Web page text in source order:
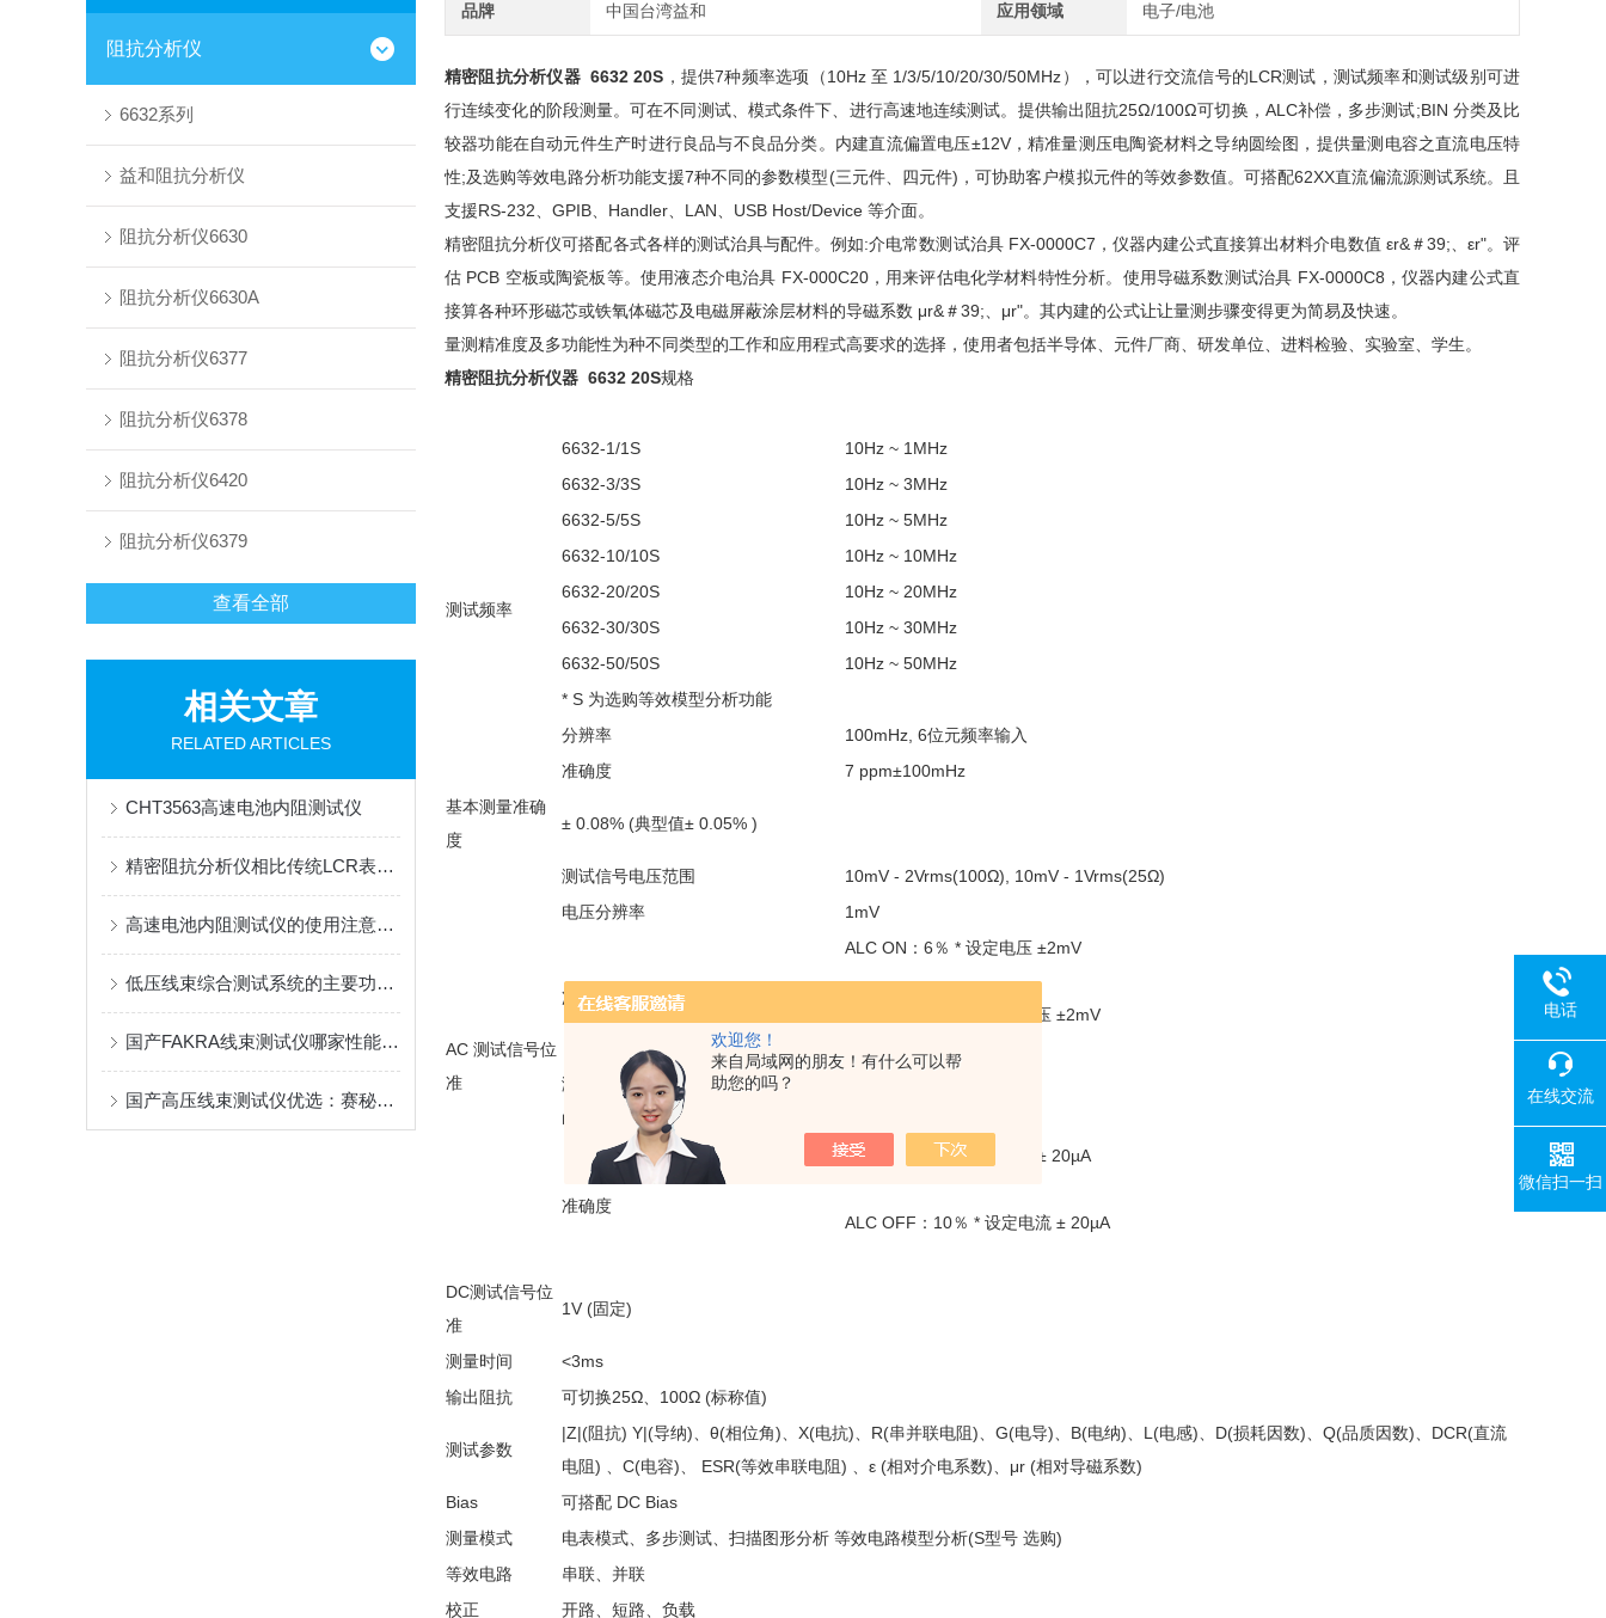
欢迎您！
来自局域网的朋友！有什么可以帮
助您的吗？
阻抗分析仪
6632系列
益和阻抗分析仪
阻抗分析仪6630
阻抗分析仪6630A
阻抗分析仪6377
阻抗分析仪6378
阻抗分析仪6420
阻抗分析仪6379
查看全部
相关文章
RELATED ARTICLES
CHT3563高速电池内阻测试仪
精密阻抗分析仪相比传统LCR表有哪些优势？
高速电池内阻测试仪的使用注意事项
低压线束综合测试系统的主要功能介绍
国产FAKRA线束测试仪哪家性能好？赛秘尔SAIMR5000核心电气性能深度解析
国产高压线束测试仪优选：赛秘尔，以技术实力赋能工业检测升级
品牌 中国台湾益和 应用领域 电子/电池
精密阻抗分析仪器 6632 20S ，提供7种频率选项（10Hz 至 1/3/5/10/20/30/50MHz），可以进行交流信号的LCR测试，测试频率和测试级别可进
行连续变化的阶段测量。可在不同测试、模式条件下、进行高速地连续测试。提供输出阻抗25Ω/100Ω可切换，ALC补偿，多步测试;BIN 分类及比
较器功能在自动元件生产时进行良品与不良品分类。内建直流偏置电压±12V，精准量测压电陶瓷材料之导纳圆绘图，提供量测电容之直流电压特
性;及选购等效电路分析功能支援7种不同的参数模型(三元件、四元件)，可协助客户模拟元件的等效参数值。可搭配62XX直流偏流源测试系统。且
支援RS-232、GPIB、Handler、LAN、USB Host/Device 等介面。
精密阻抗分析仪可搭配各式各样的测试治具与配件。例如:介电常数测试治具 FX-0000C7，仪器内建公式直接算出材料介电数值 εr&＃39;、εr"。评
估 PCB 空板或陶瓷板等。使用液态介电治具 FX-000C20，用来评估电化学材料特性分析。使用导磁系数测试治具 FX-0000C8，仪器内建公式直
接算各种环形磁芯或铁氧体磁芯及电磁屏蔽涂层材料的导磁系数 μr&＃39;、μr"。其内建的公式让让量测步骤变得更为简易及快速。
量测精准度及多功能性为种不同类型的工作和应用程式高要求的选择，使用者包括半导体、元件厂商、研发单位、进料检验、实验室、学生。
精密阻抗分析仪器 6632 20S规格
测试频率
6632-1/1S
10Hz ~ 1MHz
6632-3/3S
10Hz ~ 3MHz
6632-5/5S
10Hz ~ 5MHz
6632-10/10S
10Hz ~ 10MHz
6632-20/20S
10Hz ~ 20MHz
6632-30/30S
10Hz ~ 30MHz
6632-50/50S
10Hz ~ 50MHz
* S 为选购等效模型分析功能
分辨率
100mHz, 6位元频率输入
准确度
7 ppm±100mHz
基本测量准确
度
± 0.08% (典型值± 0.05% )
AC 测试信号位
准
测试信号电压范围
10mV - 2Vrms(100Ω), 10mV - 1Vrms(25Ω)
电压分辨率
1mV
准确度
ALC ON：6％ * 设定电压 ±2mV
ALC OFF：10％ * 设定电压 ±2mV
测试信号电流范围
电流分辨率
准确度
ALC ON：6％ * 设定电流 ± 20µA
ALC OFF：10％ * 设定电流 ± 20µA
DC测试信号位
准
1V (固定)
测量时间
<3ms
输出阻抗
可切换25Ω、100Ω (标称值)
测试参数
|Z|(阻抗) Y|(导纳)、θ(相位角)、X(电抗)、R(串并联电阻)、G(电导)、B(电纳)、L(电感)、D(损耗因数)、Q(品质因数)、DCR(直流
电阻) 、C(电容)、 ESR(等效串联电阻) 、ε (相对介电系数)、μr (相对导磁系数)
Bias
可搭配 DC Bias
测量模式
电表模式、多步测试、扫描图形分析 等效电路模型分析(S型号 选购)
等效电路
串联、并联
校正
开路、短路、负载
电话
在线交流
微信扫一扫